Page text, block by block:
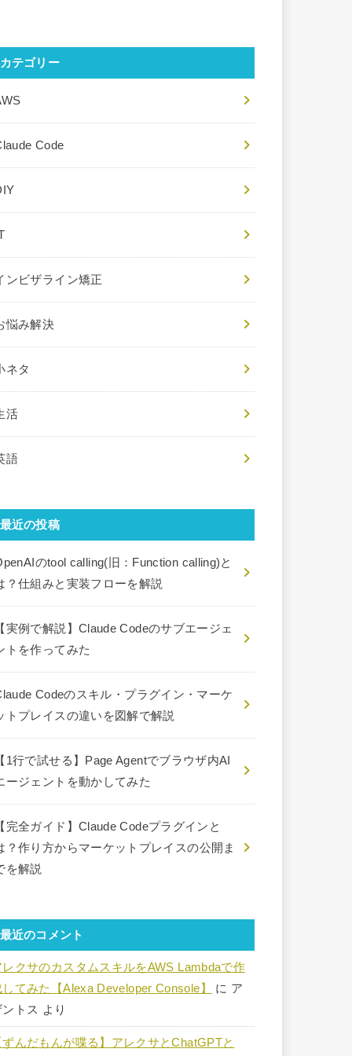
カテゴリー
Code
ンビザライン矯正
悩み解決
ネタ
活
語
最近の投稿
のtool calling(旧：Function calling)と
？仕組みと実装フローを解説
実例で解説】Claude Codeのサブエージェ
トを作ってみた
Codeのスキル・プラグイン・マーケ
トプレイスの違いを図解で解説
1行で試せる】Page Agentでブラウザ内AI
ージェントを動かしてみた
完全ガイド】Claude Codeプラグインと
？作り方からマーケットプレイスの公開ま
を解説
最近のコメント
レクサのカスタムスキルをAWS Lambdaで作
してみた【Alexa Developer Console】
に ア
ントス より
ずんだもんが喋る】アレクサとChatGPTと